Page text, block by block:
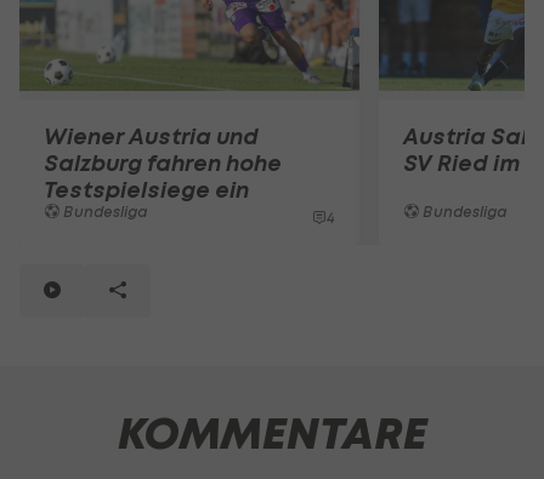
Wiener Austria und
Salzburg fahren hohe
Testspielsiege ein
Bundesliga 4
Austria
SV Ried im
Bundesliga
KOMMENTARE